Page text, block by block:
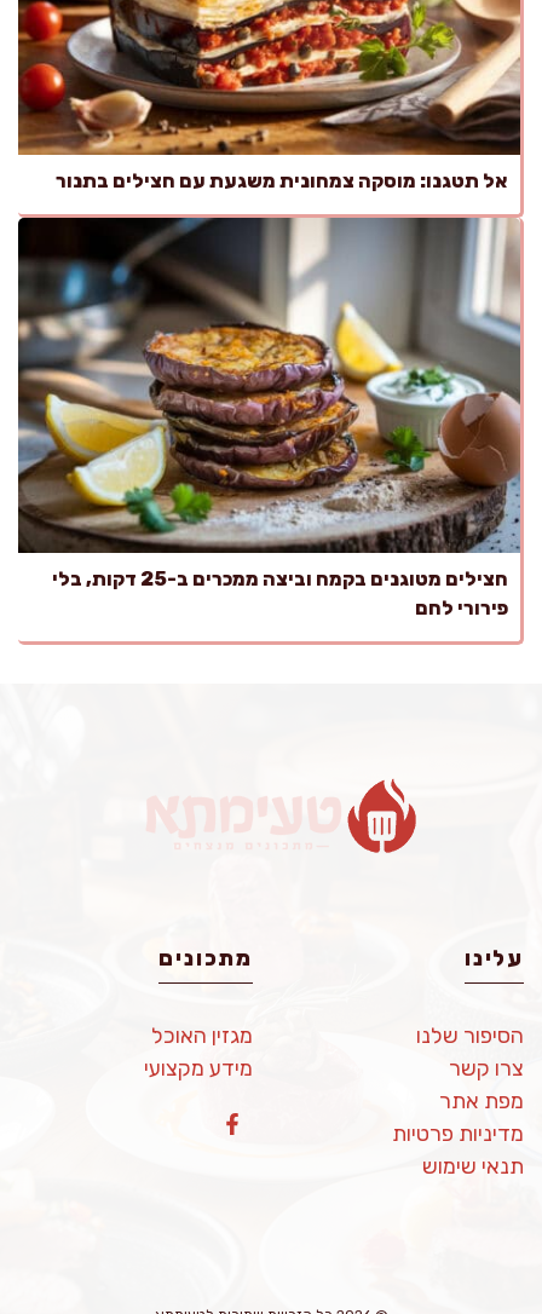
אל תטגנו: מוסקה צמחונית משגעת עם חצילים בתנור
חצילים מטוגנים בקמח וביצה ממכרים ב-25 דקות, בלי
פירורי לחם
עלינו
הסיפור שלנו
צרו קשר
מפת אתר
מדיניות פרטיות
תנאי שימוש
מתכונים
מגזין האוכל
מידע מקצועי